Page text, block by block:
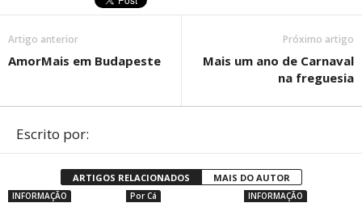
Artigo anterior
AmorMais em Budapeste
Próximo artigo
Mais um ano de Carnaval
na freguesia
Escrito por:
ARTIGOS RELACIONADOS MAIS DO AUTOR
INFORMAÇÃO Por Cá INFORMAÇÃO